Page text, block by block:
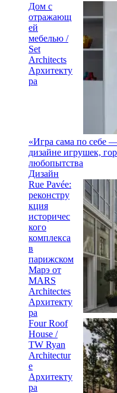
Дом с
отражающ
ей
мебелью /
Set
Architects
Архитекту
ра
«Игра сама по себе
дизайне игрушек,
любопытства
Дизайн
Rue Pavée:
реконстру
кция
историчес
кого
комплекса
в
парижском
Марэ от
MARS
Architectes
Архитекту
ра
Four Roof
House /
TW Ryan
Architectur
e
Архитекту
ра